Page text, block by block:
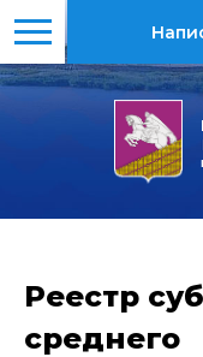
Реестр
среднего